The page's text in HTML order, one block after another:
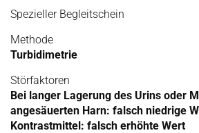
Spezieller Begleitschein
Methode
Turbidimetrie
Störfaktoren
Bei langer Lagerung des Urins oder
angesäuerten Harn: falsch niedrige
Kontrastmittel: falsch erhöhte Wert